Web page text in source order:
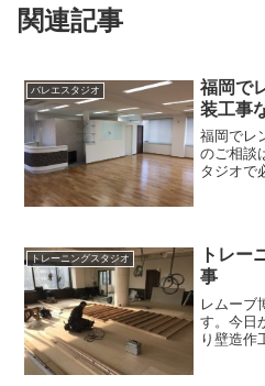
関連記事
バレエスタジオ
福岡で
装工事
福岡でレ
のご相談
タジオで
す専門
トレーニングスタジオ
トレー
事
レムーブ
す。今日
り壁造作